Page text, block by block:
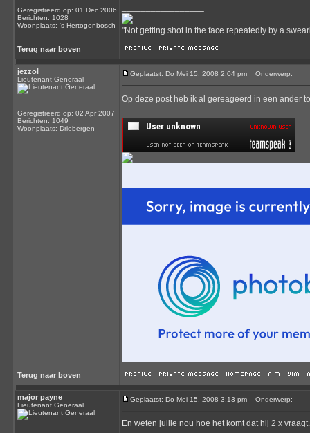
Geregistreerd op: 01 Dec 2006
Berichten: 1028
Woonplaats: 's-Hertogenbosch
"Not getting shot in the face repeatedly by a
Terug naar boven
jezzol
Lieutenant Generaal
Geregistreerd op: 02 Apr 2007
Berichten: 1049
Woonplaats: Driebergen
Geplaatst: Do Mei 15, 2008 2:04 pm Onderwerp:
Op deze post heb ik al gereageerd in een ander
Terug naar boven
major payne
Lieutenant Generaal
Geplaatst: Do Mei 15, 2008 3:13 pm Onderwerp:
En weten jullie nou hoe het komt dat hij 2 x vraagt.